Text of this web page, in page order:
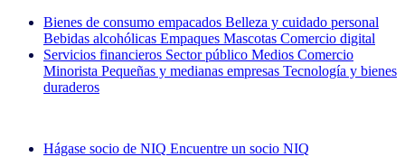
Bienes de consumo empacados Belleza y cuidado personal
Bebidas alcohólicas Empaques Mascotas Comercio digital
Servicios financieros Sector público Medios Comercio
Minorista Pequeñas y medianas empresas Tecnología y bienes
duraderos
Hágase socio de NIQ Encuentre un socio NIQ